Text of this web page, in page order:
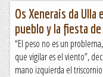
Os Xenerais da Ulla
pueblo y la fiesta
“El peso no es un
que vigilar es el viento”,
mano izquierda el